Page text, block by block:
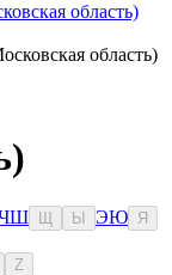
область)
область)
Ш Ы ЭЮ Я
Z